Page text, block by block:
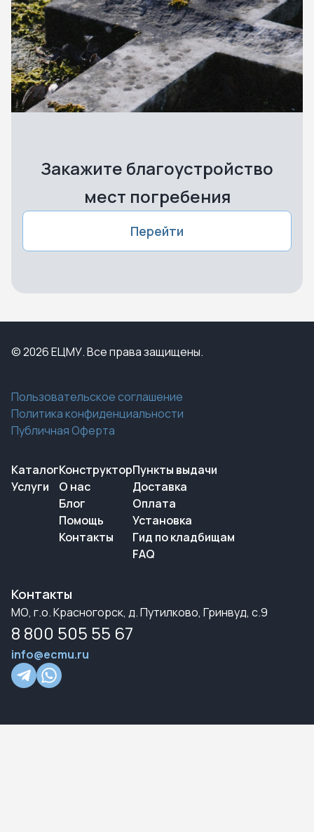
Закажите благоустройство
мест погребения
Перейти
© 2026 ЕЦМУ. Все права защищены.
Пользовательское соглашение
Политика конфиденциальности
Публичная Оферта
Каталог
Услуги
Конструктор
О нас
Блог
Помощь
Контакты
Пункты выдачи
Доставка
Оплата
Установка
Гид по кладбищам
FAQ
Контакты
МО, г.о. Красногорск, д. Путилково, Гринвуд, с.9
8 800 505 55 67
info@ecmu.ru